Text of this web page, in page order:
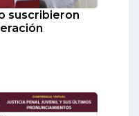
suscribieron